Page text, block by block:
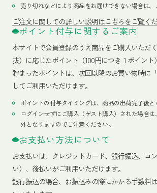
売り切れなどにより商品をお届けできない場合は、
ご注文に関しての詳しい説明はこちらをご覧くだ
ポイント付与に関するご案内
本サイトで会員登録のうえ商品をご購入いただ
抜）に応じたポイント（100円につき１ポイント
貯まったポイントは、次回以降のお買い物時に
してご利用いただけます。
ポイントの付与タイミングは、商品の出荷完了後と
ログインせずにご購入（ゲスト購入）された場合
外となりますのでご注意ください。
お支払い方法について
お支払いは、クレジットカード、銀行振込、コ
い）、後払いがご利用いただけます。
銀行振込の場合、お振込みの際にかかる手数料